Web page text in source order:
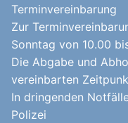
Terminvereinbarung
Zur
Sonntag von 10.00
Die Abgabe und
vereinbarten
In dringenden
Polizei